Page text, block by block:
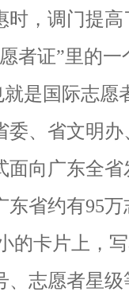
时，调门提高
者证”里的一
就是国际志
委、省文明
面向广东全
省约有95
的卡片上，
、志愿者星